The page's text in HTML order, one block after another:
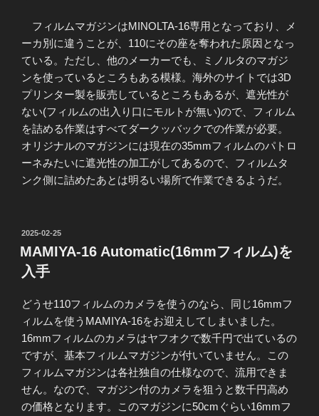
フィルムマガジンはMINOLTA-16専用となっており、メ
ーカ別に違うことが、110にその座を奪われた原因となっ
ている。ただし、他のメーカーでも、ミノルタのマガジ
ンを使っているところもある模様。海外のサイトでは3D
プリンター製を販売しているところもあるが、遮光性が
ない(フィルムの出入り口にモルトが無い)ので、フィルム
を詰める作業はすべてダークッバックでの作業が必要。
オリジナルのマガジンには現在の35mmフィルムのパトロ
ーネみたいに遮光性の加工がしてあるので、フィルムタ
ンク側に詰めたあとは明るい場所で作業できるようだ。
投
稿
日:
2025-02-25
MAMIYA-16 Automatic(16mmフィルム)を
入手
どうせ110フィルムのカメラを使うのなら、同じ16mmフ
ィルムを使うMAMIYA-16をお迎えしてしまいました。
16mmフィルムのカメラはヤフオクで数千円で出ているの
ですが、基本フィルムマガジンが付いていません。この
フィルムマガジンは各社独自の仕様なので、流用できま
せん。なので、マガジン付のカメラを狙うと数千円高め
の価格となります。このマガジンに50cmぐらい16mmフ